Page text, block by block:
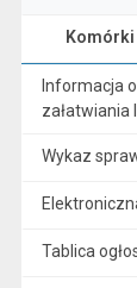
Informacja
załatwiania
Wykaz
Tablica